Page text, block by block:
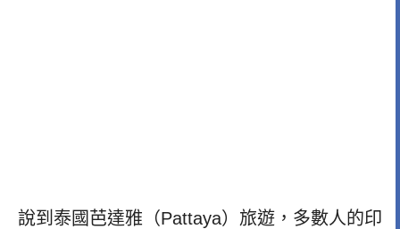
說到泰國芭達雅（Pattaya）旅遊，多數人的印